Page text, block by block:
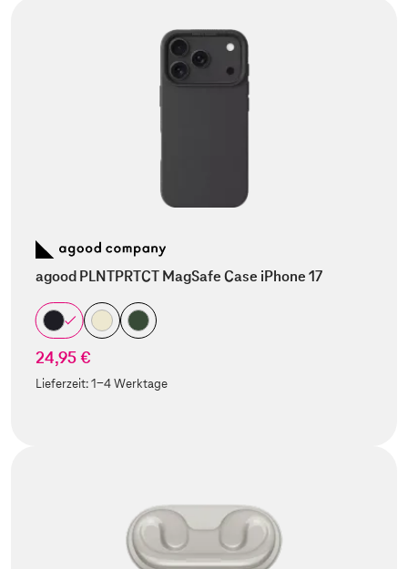
agood PLNTPRTCT MagSafe Case iPhone 17
24,95 €
Lieferzeit:1-4 Werktage